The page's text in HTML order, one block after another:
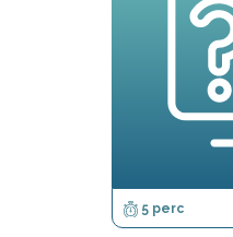
5 perc